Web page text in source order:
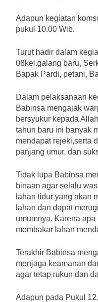
Adapun kegiatan
pukul 10.00 Wib.
Turut hadir dalam
08kel.galang baru,
Bapak Pardi, petani,
Dalam pelaksanaan
Babinsa mengajak
bersyukur kepada
tahun baru ini banyak
mendapat rejeki,serta
panjang umur, dan
Tidak lupa Babinsa
binaan agar selalu
lahan tidur yang akan
lahan dan dapat
umumnya. Karena
membakar lahan
Terakhir Babinsa
menjaga keamanan
agar tetap rukun dan
Adapun pada Pukul